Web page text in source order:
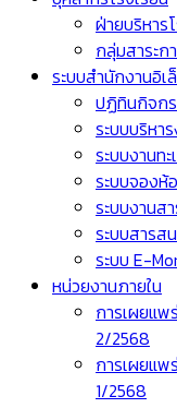
ฝ่ายบริหาร
กลุ่มสาระก
ระบบสำนักงานอิ
ปฏิทินกิจกร
ระบบบริหา
ระบบงานท
ระบบจองห้
ระบบงานส
ระบบสารส
ระบบ E-
หน่วยงานภายใน
การเผยแพ
2/2568
การเผยแพ
1/2568